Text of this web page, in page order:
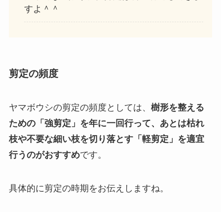
すよ＾＾
剪定の頻度
ヤマボウシの剪定の頻度としては、 樹形を整える
ための「強剪定」を年に一回行って、あとは枯れ
枝や不要な細い枝を切り落とす「軽剪定」を適宜
行うのがおすすめです。
具体的に剪定の時期をお伝えしますね。